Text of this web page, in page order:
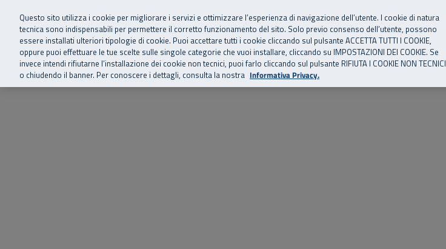
Vai al menu principale
Vai al contenuto principale
Vai al Footer
SuperAbile - il Contact Center Inail per il mondo della disabilità
Home Chi siamo Storie, news ed eventi Risorse utili Supporto
Questo sito utilizza i cookie per migliorare i servizi e ottimizzare l’esperienza di navigazione dell’utente. I cookie di natura
tecnica sono indispensabili per permettere il corretto funzionamento del sito. Solo previo consenso dell’utente, possono
essere installati ulteriori tipologie di cookie. Puoi accettare tutti i cookie cliccando sul pulsante ACCETTA TUTTI I COOKIE,
oppure puoi effettuare le tue scelte sulle singole categorie che vuoi installare, cliccando su IMPOSTAZIONI DEI COOKIE. Se
invece intendi rifiutarne l’installazione dei cookie non tecnici, puoi farlo cliccando sul pulsante RIFIUTA I COOKIE NON TECNICI
o chiudendo il banner. Per conoscere i dettagli, consulta la nostra Informativa Privacy.